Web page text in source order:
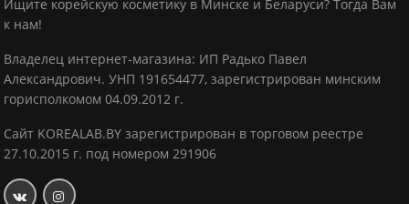
Ищите корейскую косметику в Минске и Беларуси? Тогда Вам
к нам!
Владелец интернет-магазина: ИП Радько Павел
Александрович. УНП 191654477, зарегистрирован минским
горисполкомом 04.09.2012 г.
Сайт KOREALAB.BY зарегистрирован в торговом реестре
27.10.2015 г. под номером 291906